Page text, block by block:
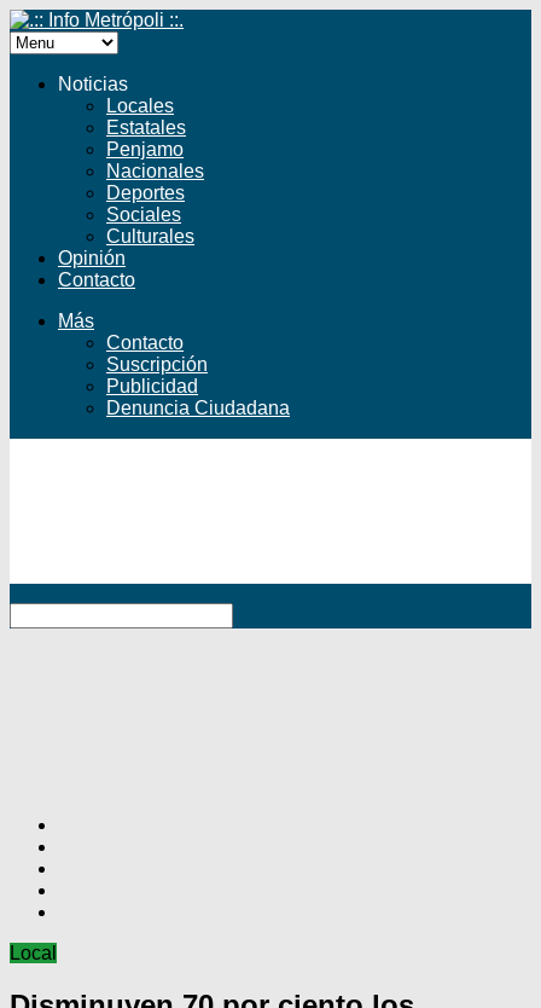
Noticias
Locales
Estatales
Penjamo
Nacionales
Deportes
Sociales
Culturales
Opinión
Contacto
Más
Contacto
Suscripción
Publicidad
Denuncia Ciudadana
Local